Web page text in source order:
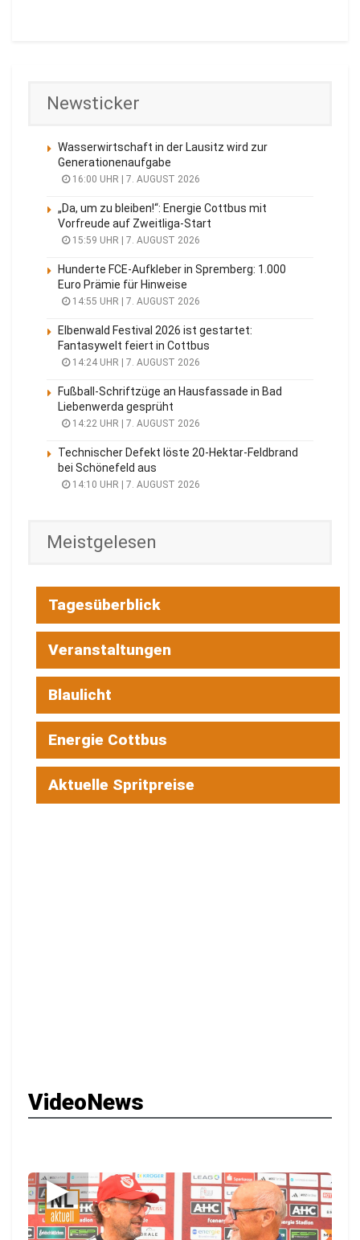
Newsticker
Wasserwirtschaft in der Lausitz wird zur
Generationenaufgabe
16:00 UHR | 7. AUGUST 2026
„Da, um zu bleiben!“: Energie Cottbus mit
Vorfreude auf Zweitliga-Start
15:59 UHR | 7. AUGUST 2026
Hunderte FCE-Aufkleber in Spremberg: 1.000
Euro Prämie für Hinweise
14:55 UHR | 7. AUGUST 2026
Elbenwald Festival 2026 ist gestartet:
Fantasywelt feiert in Cottbus
14:24 UHR | 7. AUGUST 2026
Fußball-Schriftzüge an Hausfassade in Bad
Liebenwerda gesprüht
14:22 UHR | 7. AUGUST 2026
Technischer Defekt löste 20-Hektar-Feldbrand
bei Schönefeld aus
14:10 UHR | 7. AUGUST 2026
Meistgelesen
Tagesüberblick
Veranstaltungen
Blaulicht
Energie Cottbus
Aktuelle Spritpreise
VideoNews
▶